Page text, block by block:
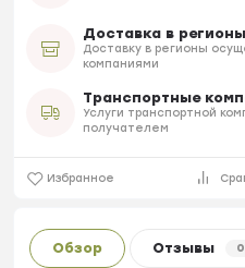
Доставка в
Доставку в регионы
компаниями
Транспортные
Услуги транспортной
получателем
Избранное
Обзор Отзывы 0